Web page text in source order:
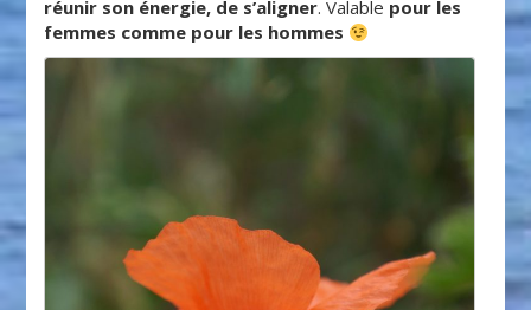
réunir son énergie, de s’aligner. Valable pour les
femmes comme pour les hommes